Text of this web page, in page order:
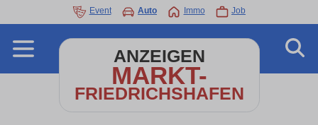
Event Auto Immo Job
ANZEIGEN
MARKT-
FRIEDRICHSHAFEN